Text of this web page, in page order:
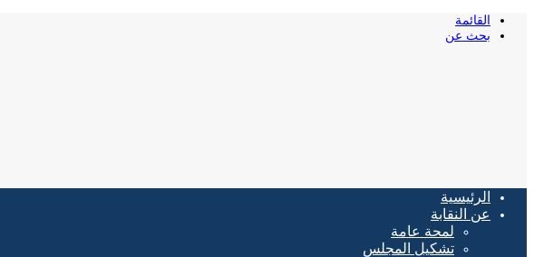
القائمة
بحث عن
الرئيسية
عن النقابة
لمحة عامة
تشكيل المجلس